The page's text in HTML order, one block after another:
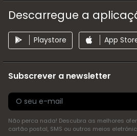
Descarregue a
Playstore App
Subscrever a newsletter
Não perca nada! Descubra as melhores
cartão postal, SMS ou outros meios